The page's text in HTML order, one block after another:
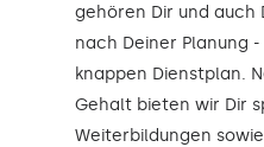
gehören Dir und auch
nach Deiner Planung
knappen Dienstplan.
Gehalt bieten wir Dir
Weiterbildungen